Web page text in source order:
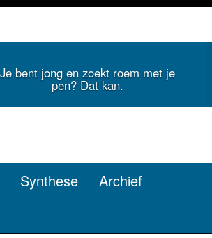
Je duidt internationale literatuur voor
Minerva.
Synthese
Archief